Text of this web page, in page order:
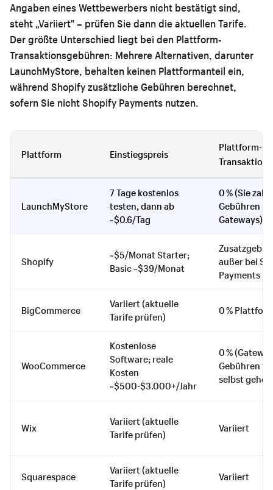
Angaben eines Wettbewerbers nicht bestätigt sind,
steht „Variiert" – prüfen Sie dann die aktuellen Tarife.
Der größte Unterschied liegt bei den Plattform-
Transaktionsgebühren: Mehrere Alternativen, darunter
LaunchMyStore, behalten keinen Plattformanteil ein,
während Shopify zusätzliche Gebühren berechnet,
sofern Sie nicht Shopify Payments nutzen.
Plattform Einstiegspreis
Plattform-
LaunchMyStore
7 Tage kostenlos
testen, dann ab
~$0.6/Tag
0 % (Sie
Gebühren
Gateways)
Shopify
~$5/Monat Starter;
Basic ~$39/Monat
außer bei
Payments
BigCommerce
Variiert (aktuelle
Tarife prüfen)
0 %
WooCommerce
Kostenlose
Software; reale
Kosten
~$500-$3.000+/Jahr
0 %
Gebühren
selbst
Wix
Variiert (aktuelle
Tarife prüfen)
Variiert
Squarespace
Variiert (aktuelle
Tarife prüfen)
Variiert